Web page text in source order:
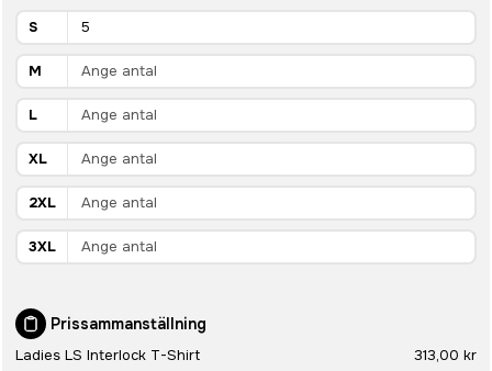
S
M
L
XL
2XL
3XL
Prissammanställning
Ladies LS Interlock T-Shirt 313,00 kr